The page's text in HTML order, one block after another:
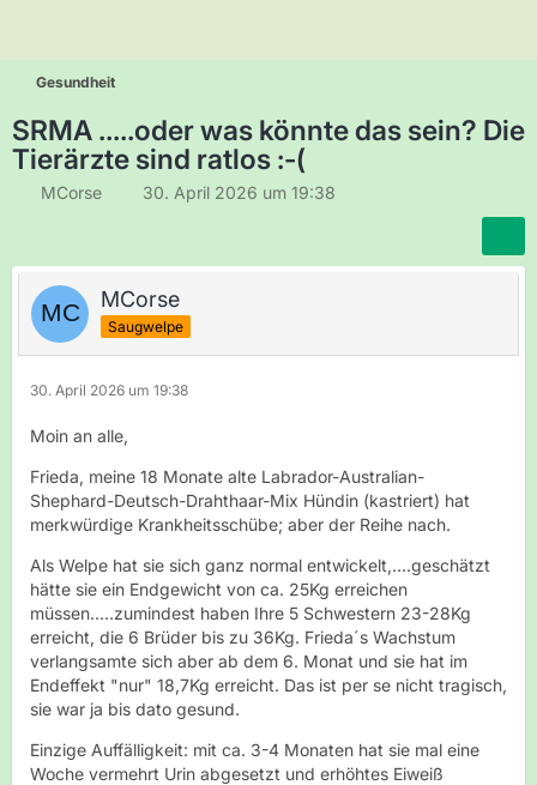
Gesundheit
SRMA .....oder was könnte das sein? Die
Tierärzte sind ratlos :-(
MCorse 30. April 2026 um 19:38
MCorse
Saugwelpe
30. April 2026 um 19:38
Moin an alle,
Frieda, meine 18 Monate alte Labrador-Australian-
Shephard-Deutsch-Drahthaar-Mix Hündin (kastriert) hat
merkwürdige Krankheitsschübe; aber der Reihe nach.
Als Welpe hat sie sich ganz normal entwickelt,....geschätzt
hätte sie ein Endgewicht von ca. 25Kg erreichen
müssen.....zumindest haben Ihre 5 Schwestern 23-28Kg
erreicht, die 6 Brüder bis zu 36Kg. Frieda´s Wachstum
verlangsamte sich aber ab dem 6. Monat und sie hat im
Endeffekt "nur" 18,7Kg erreicht. Das ist per se nicht tragisch,
sie war ja bis dato gesund.
Einzige Auffälligkeit: mit ca. 3-4 Monaten hat sie mal eine
Woche vermehrt Urin abgesetzt und erhöhtes Eiweiß